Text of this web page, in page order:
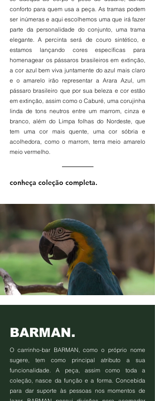
conforto para quem usa a peça. As tramas podem
ser inúmeras e aqui escolhemos uma que irá fazer
parte da personalidade do conjunto, uma trama
elegante. A percinta será de couro sintético, e
estamos lançando cores específicas para
homenagear os pássaros brasileiros em extinção,
a cor azul bem viva juntamente do azul mais claro
e o amarelo irão representar a Arara Azul, um
pássaro brasileiro que por sua beleza e cor estão
em extinção, assim como o Caburé, uma corujinha
linda de tons neutros entre um marrom, cinza e
branco, além do Limpa folhas do Nordeste, que
tem uma cor mais quente, uma cor sóbria e
acolhedora, como o marrom, terra meio amarelo
meio vermelho.
conheça coleção completa.
BARMAN.
O carrinho-bar BARMAN, como o próprio nome
sugere, tem como principal atributo a sua
funcionalidade. A peça, assim como toda a
coleção, nasce da função e a forma. Concebida
para dar suporte às pessoas nos momentos de